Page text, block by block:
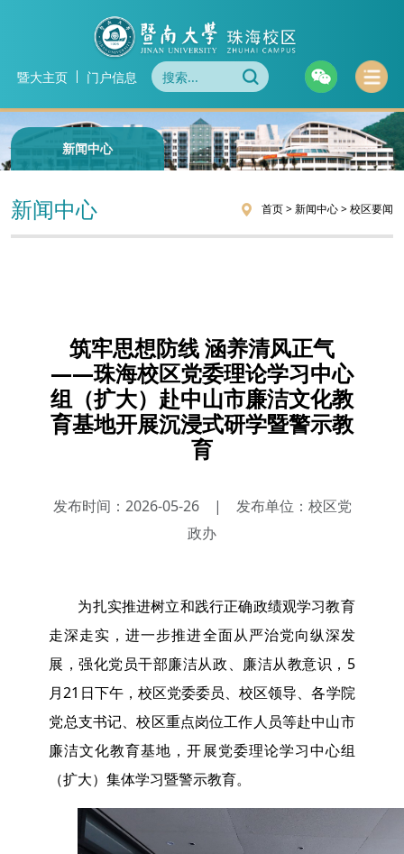
暨大主页 门户信息
新闻中心
新闻中心 首页>新闻中心>校区要闻
筑牢思想防线 涵养清风正气
——珠海校区党委理论学习中心
组（扩大）赴中山市廉洁文化教
育基地开展沉浸式研学暨警示教
育
发布时间：2026-05-26 |
发布单位：校区党
政办
为扎实推进树立和践行正确政绩观学习教育
走深走实，进一步推进全面从严治党向纵深发
展，强化党员干部廉洁从政、廉洁从教意识，5
月21日下午，校区党委委员、校区领导、各学院
党总支书记、校区重点岗位工作人员等赴中山市
廉洁文化教育基地，开展党委理论学习中心组
（扩大）集体学习暨警示教育。